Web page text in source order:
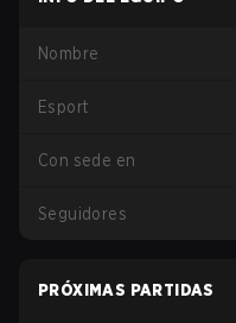
Nombre
Esport
Con sede en
Seguidores
PRÓXIMAS PARTIDAS